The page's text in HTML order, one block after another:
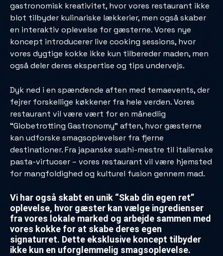
gastronomisk kreativitet, hvor vores restaurant ikke
blot tilbyder kulinariske lækkerier, men også skaber
en interaktiv oplevelse for gæsterne. Vores nye
koncept introducerer live cooking sessions, hvor
vores dygtige kokke ikke kun tilbereder maden, men
også deler deres ekspertise og tips undervejs.
Dyk ned i en spændende aften med temaevents, der
fejrer forskellige køkkener fra hele verden. Vores
restaurant vil være vært for en månedlig
“Globetrotting Gastronomy” aften, hvor gæsterne
kan udforske smagsoplevelser fra fjerne
destinationer. Fra japanske sushi-mestre til italienske
pasta-virtuoser – vores restaurant vil være hjemsted
for mangfoldighed og kulturel fusion gennem mad.
Vi har også skabt en unik “Skab din egen ret”
oplevelse, hvor gæster kan vælge ingredienser
fra vores lokale marked og arbejde sammen med
vores kokke for at skabe deres egen
signaturret. Dette eksklusive koncept tilbyder
ikke kun en uforglemmelig smagsoplevelse.